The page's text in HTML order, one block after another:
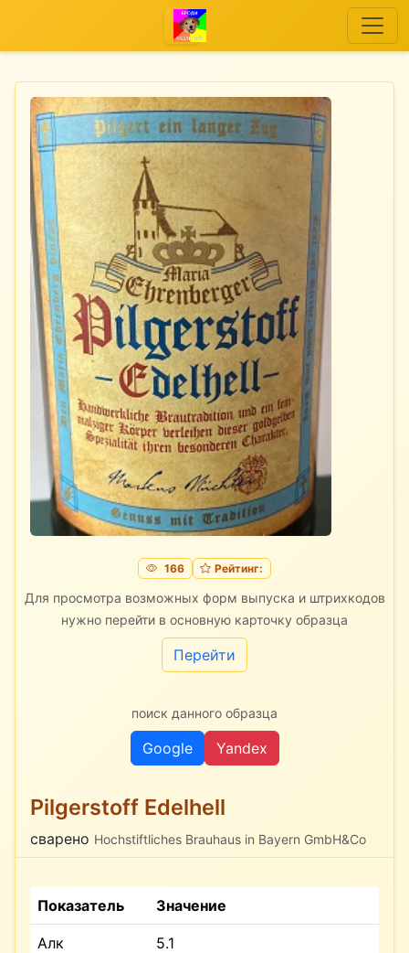
166 Рейтинг:
Для просмотра возможных форм выпуска и штрихкодов
нужно перейти в основную карточку образца
Перейти
поиск данного образца
Google Yandex
Pilgerstoff Edelhell
сварено Hochstiftliches Brauhaus in Bayern GmbH&Co
Показатель Значение
Алк 5.1